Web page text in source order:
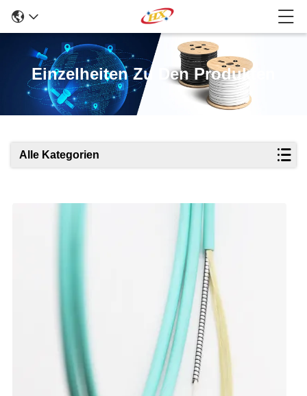
Einzelheiten Zu Den Produkten
Alle Kategorien